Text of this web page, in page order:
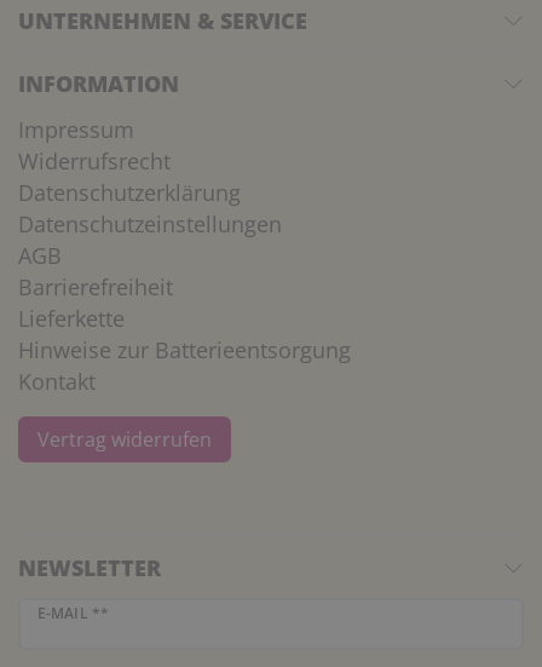
UNTERNEHMEN & SERVICE
INFORMATION
Impressum
Widerrufsrecht
Datenschutzerklärung
Datenschutzeinstellungen
AGB
Barrierefreiheit
Lieferkette
Hinweise zur Batterieentsorgung
Kontakt
Vertrag widerrufen
NEWSLETTER
E-MAIL **
Newsletter Honig